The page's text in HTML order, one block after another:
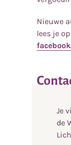
Nieuwe
lees je
Je
de